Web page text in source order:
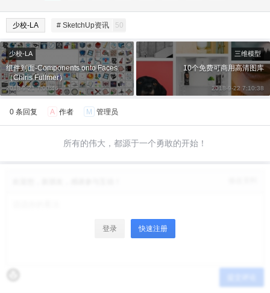
少校-LA # SketchUp资讯 50
给少校-LA打赏
2 元
20 元 50 元 自定义
少校-LA
组件到面-Components onto Faces
（Chiris Fullmer）
2018-9-21 7:00:46
三维模型
10个免费可商用高清图库
2018-9-22 7:10:38
0 条回复 A 作者 M 管理员
所有的伟大，都源于一个勇敢的开始！
登录 快速注册
您没有权限发布内容，请购买会员或者提升权
登录